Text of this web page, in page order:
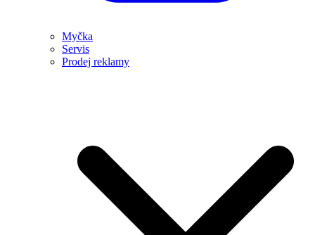
Myčka
Servis
Prodej reklamy